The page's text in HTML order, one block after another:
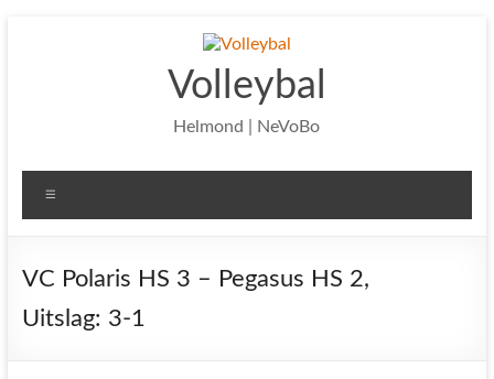
Volleybal
Helmond | NeVoBo
VC Polaris HS 3 – Pegasus HS 2,
Uitslag: 3-1